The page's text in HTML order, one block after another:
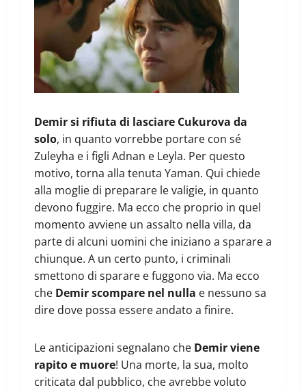
Demir si rifiuta di lasciare Cukurova da
solo, in quanto vorrebbe portare con sé
Zuleyha e i figli Adnan e Leyla. Per questo
motivo, torna alla tenuta Yaman. Qui chiede
alla moglie di preparare le valigie, in quanto
devono fuggire. Ma ecco che proprio in quel
momento avviene un assalto nella villa, da
parte di alcuni uomini che iniziano a sparare a
chiunque. A un certo punto, i criminali
smettono di sparare e fuggono via. Ma ecco
che Demir scompare nel nulla e nessuno sa
dire dove possa essere andato a finire.
Le anticipazioni segnalano che Demir viene
rapito e muore! Una morte, la sua, molto
criticata dal pubblico, che avrebbe voluto